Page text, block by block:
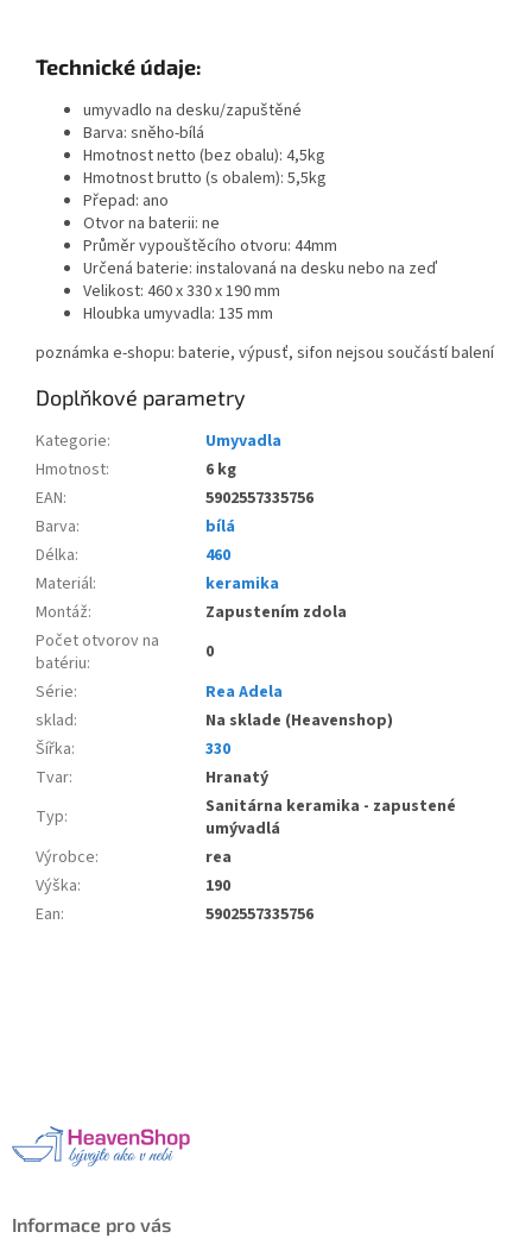
Technické údaje:
umyvadlo na desku/zapuštěné
Barva: sněho-bílá
Hmotnost netto (bez obalu): 4,5kg
Hmotnost brutto (s obalem): 5,5kg
Přepad: ano
Otvor na baterii: ne
Průměr vypouštěcího otvoru: 44mm
Určená baterie: instalovaná na desku nebo na zeď
Velikost: 460 x 330 x 190 mm
Hloubka umyvadla: 135 mm
poznámka e-shopu: baterie, výpusť, sifon nejsou součástí balení
Doplňkové parametry
Kategorie:
Umyvadla
Hmotnost:
6 kg
EAN:
5902557335756
Barva:
bílá
Délka:
460
Materiál:
keramika
Montáž:
Zapustením zdola
Počet otvorov na
batériu:
0
Série:
Rea Adela
sklad:
Na sklade (Heavenshop)
Šířka:
330
Tvar:
Hranatý
Typ:
Sanitárna keramika - zapustené
umývadlá
Výrobce:
rea
Výška:
190
Ean: 5902557335756
Informace pro vás